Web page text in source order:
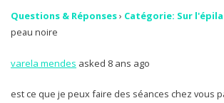
Questions & Réponses› Catégorie: Sur
peau noire
varela mendes asked 8 ans ago
est ce que je peux faire des séances chez vous